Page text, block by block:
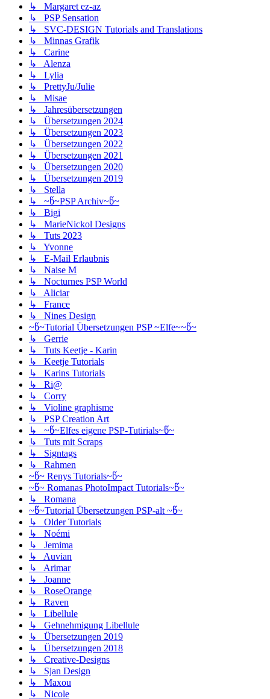
↳ Margaret ez-az
↳ PSP Sensation
↳ SVC-DESIGN Tutorials and Translations
↳ Minnas Grafik
↳ Carine
↳ Alenza
↳ Lylia
↳ PrettyJu/Julie
↳ Misae
↳ Jahresübersetzungen
↳ Übersetzungen 2024
↳ Übersetzungen 2023
↳ Übersetzungen 2022
↳ Übersetzungen 2021
↳ Übersetzungen 2020
↳ Übersetzungen 2019
↳ Stella
↳ ~წ~PSP Archiv~წ~
↳ Bigi
↳ MarieNickol Designs
↳ Tuts 2023
↳ Yvonne
↳ E-Mail Erlaubnis
↳ Naise M
↳ Nocturnes PSP World
↳ Aliciar
↳ France
↳ Nines Design
~წ~Tutorial Übersetzungen PSP ~Elfe~~წ~
↳ Gerrie
↳ Tuts Keetje - Karin
↳ Keetje Tutorials
↳ Karins Tutorials
↳ Ri@
↳ Corry
↳ Violine graphisme
↳ PSP Creation Art
↳ ~წ~Elfes eigene PSP-Tutirials~წ~
↳ Tuts mit Scraps
↳ Signtags
↳ Rahmen
~წ~ Renys Tutorials~წ~
~წ~ Romanas PhotoImpact Tutorials~წ~
↳ Romana
~წ~Tutorial Übersetzungen PSP-alt ~წ~
↳ Older Tutorials
↳ Noémi
↳ Jemima
↳ Auvian
↳ Arimar
↳ Joanne
↳ RoseOrange
↳ Raven
↳ Libellule
↳ Gehnehmigung Libellule
↳ Übersetzungen 2019
↳ Übersetzungen 2018
↳ Creative-Designs
↳ Sjan Design
↳ Maxou
↳ Nicole